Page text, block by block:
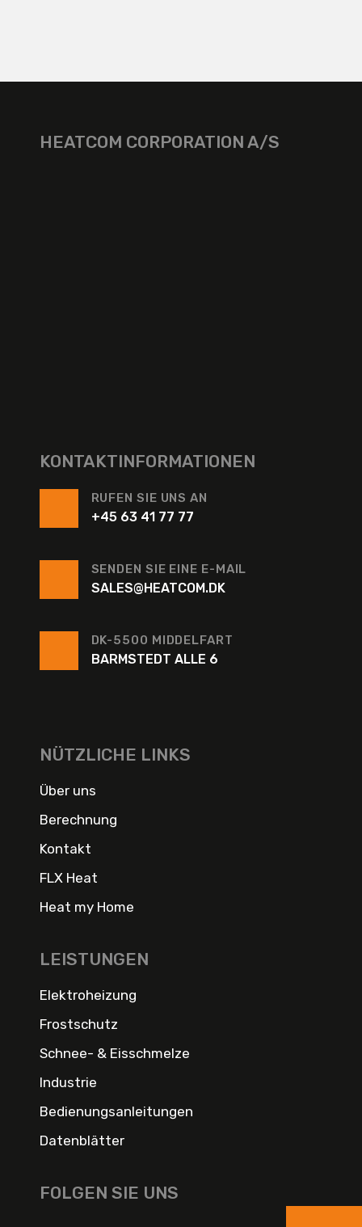
HEATCOM CORPORATION A/S
KONTAKTINFORMATIONEN
RUFEN SIE UNS AN
+45 63 41 77 77
SENDEN SIE EINE E-MAIL
SALES@HEATCOM.DK
DK-5500 MIDDELFART
BARMSTEDT ALLE 6
NÜTZLICHE LINKS
Über uns
Berechnung
Kontakt
FLX Heat
Heat my Home
LEISTUNGEN
Elektroheizung
Frostschutz
Schnee- & Eisschmelze
Industrie
Bedienungsanleitungen
Datenblätter
FOLGEN SIE UNS